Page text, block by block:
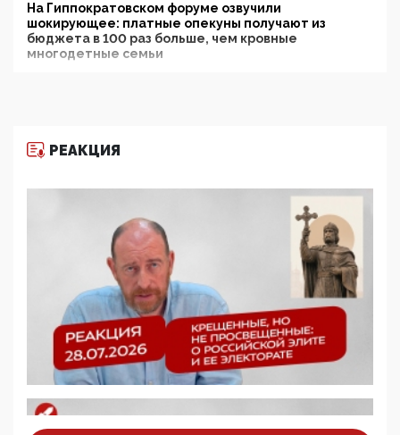
На Гиппократовском форуме озвучили
шокирующее: платные опекуны получают из
бюджета в 100 раз больше, чем кровные
многодетные семьи
11:53, 09 Июня 2026
деятельность ИИТО ЮНЕСКО в России, но
цифроглобалисты продолжают определять
повестку в образовании
09:43, 01 Июня 2026
5G за счет здоровья граждан: Минцифры намерено
отобрать у регионов и муниципалитетов право
защищать жилые дома и социальные объекты от
05:58, 26 Мая 2026
Роскомнадзор освободили от борца с
деструктивным и опасным контентом
07:39, 25 Мая 2026
РЕАКЦИЯ